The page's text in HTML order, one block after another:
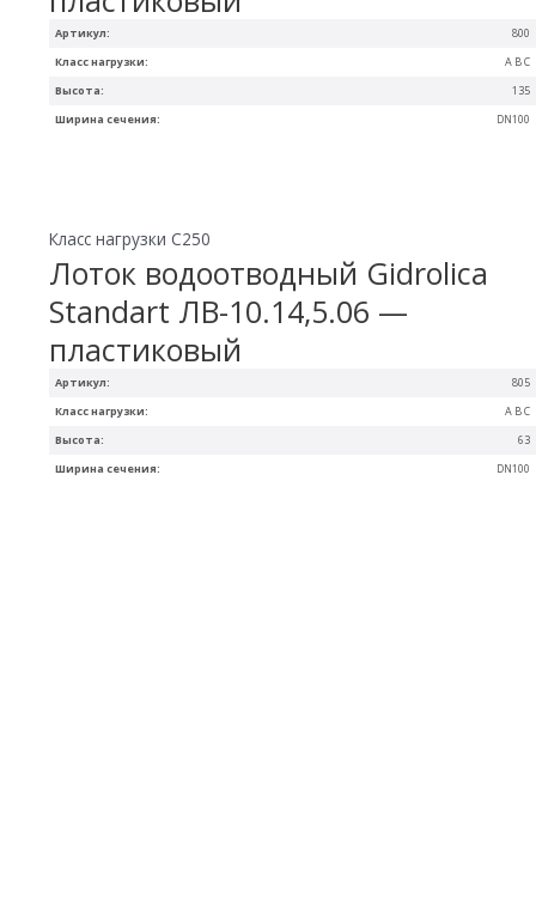
Артикул: 800
Ширина сечения: DN100
Высота: 135
Класс нагрузки: A B C
Артикул: 805
Ширина сечения: DN100
Высота: 63
Класс нагрузки: A B C
Класс нагрузки C250
Лоток водоотводный Gidrolica
Standart ЛВ-10.14,5.06 —
пластиковый